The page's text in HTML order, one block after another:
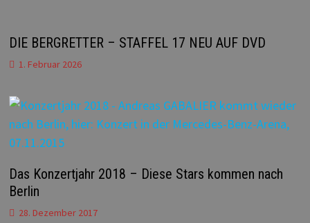
DIE BERGRETTER – STAFFEL 17 NEU AUF DVD
1. Februar 2026
Das Konzertjahr 2018 – Diese Stars kommen nach
Berlin
28. Dezember 2017